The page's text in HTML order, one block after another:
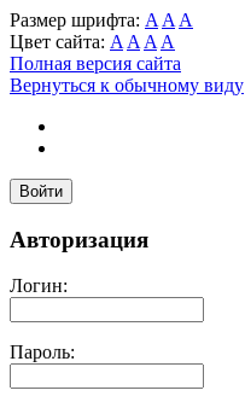
Размер шрифта: A A A
Цвет сайта: A A A A
Полная версия сайта
Вернуться к обычному виду
Войти
Авторизация
Логин:
Пароль: